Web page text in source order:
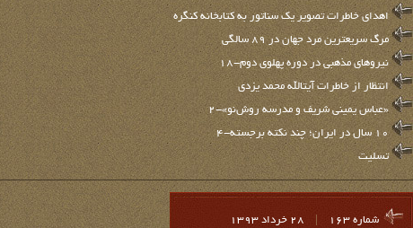
اهدای خاطرات تصویر یک سناتور به کتابخانه کنگره
مرگ سریعترین مرد جهان در 89 سالگی
نیروهای مذهبی در دوره پهلوی دوم-۱۸
انتظار از خاطرات آیت‏الله محمد یزدی
«عباس یمینی شریف و مدرسه روش‌نو»-۲
10 سال در ایران؛ چند نکته برجسته-4
تسلیت
شماره 163